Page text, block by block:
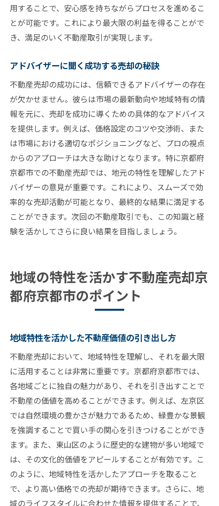
用することで、安心感を持ちながらプロセスを進めるこ
とが可能です。これにより最大限の利益を得ることがで
き、満足のいく不動産取引が実現します。
アドバイザーに聞く成功する売却の秘訣
不動産売却の成功には、信頼できるアドバイザーの存在
が欠かせません。彼らは市場の最新動向や地域特有の情
報を元に、売却を成功に導くための具体的なアドバイス
を提供します。例えば、価格設定のコツや交渉術、また
は市場における適切なポジショニングなど、プロの視点
からのアプローチは大きな助けとなります。特に京都府
京都市での不動産売却では、地元の特性を理解したアド
バイザーの意見が重要です。これにより、スムーズで効
率的な売却活動が可能となり、最終的な結果に満足する
ことができます。次回の不動産取引でも、この知識と経
験を活かしてさらに良い結果を目指しましょう。
地域の特性を活かす不動産売却京
都府京都市のポイント
地域特性を活かした不動産価値の引き出し方
不動産売却において、地域特性を理解し、それを最大限
に活用することは非常に重要です。京都府京都市では、
各地域ごとに独自の魅力があり、それを引き出すことで
不動産の価値を高めることができます。例えば、左京区
では自然環境の豊かさが魅力であるため、緑豊かな景観
を強調することで買い手の関心を引きつけることができ
ます。また、東山区のように歴史的な建物が多い地域で
は、その文化的価値をアピールすることが有効です。こ
のように、地域特性を活かしたアプローチを取ること
で、より高い価格での売却が期待できます。さらに、地
域のライフスタイルに合わせた情報を提供することで、